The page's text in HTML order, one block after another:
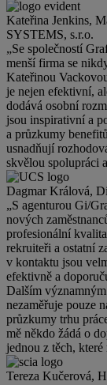
Kateřina Jenkins,
SYSTEMS, s.r.o.
„Se společností
menší firma se
Kateřinou
je nejen efektivní,
dodává osobní
jsou inspirativní a
a průzkumy
usnadňují
skvělou spolupráci
Dagmar Králová,
„S agenturou Gi/
nových
profesionální
rekruiteři a ostatní
v kontaktu jsou
efektivně a
Dalším
nezaměřuje pouze
průzkumy trhu
mě někdo žádá o
jednou z těch,
Tereza Kučerová,